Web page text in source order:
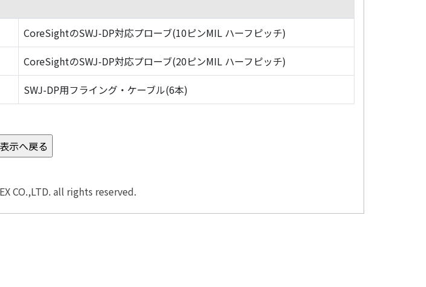
CoreSightのSWJ-DP対応プローブ(10ピンMIL ハーフピッチ)
CoreSightのSWJ-DP対応プローブ(20ピンMIL ハーフピッチ)
SWJ-DP用フライング・ケーブル(6本)
CO.,LTD. all rights reserved.